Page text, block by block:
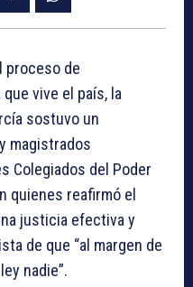
proceso de
vive el país, la
sostuvo un
magistrados
Colegiados del Poder
quienes reafirmó el
justicia efectiva y
de que “al margen de
nadie”.